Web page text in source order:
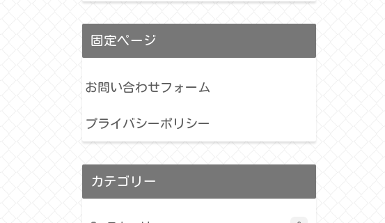
固定ページ
お問い合わせフォーム
プライバシーポリシー
カテゴリー